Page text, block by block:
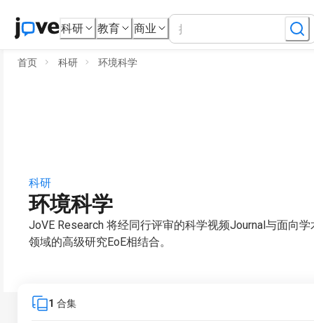
科研 教育 商业
首页 科研 环境科学
科研
环境科学
JoVE Research 将经同行评审的科学视频Journal与面向
领域的高级研究EoE相结合。
1 合集